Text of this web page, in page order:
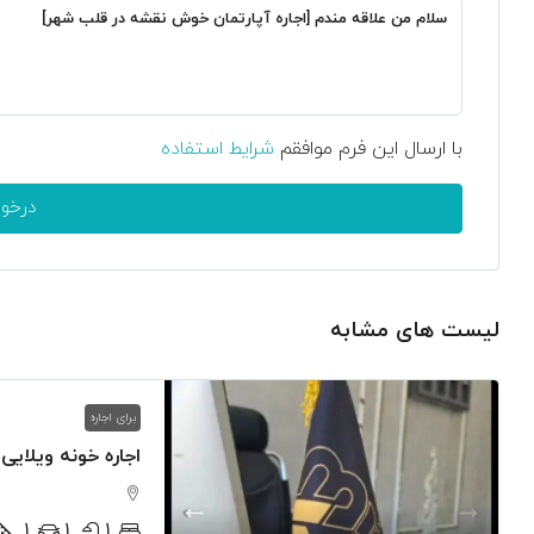
با ارسال این فرم موافقم شرایط استفاده
لیست های مشابه
برای اجاره
اجاره خونه ویلایی